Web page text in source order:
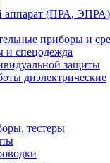
аппарат (ПРА, ЭПРА)
приборы и
и спецодежда
защиты
диэлектрические
тестеры